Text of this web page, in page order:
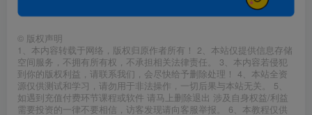
© 版权声明
1、本内容转载于网络，版权归原作者所有！ 2、本站仅提供信息存储
空间服务，不拥有所有权，不承担相关法律责任。 3、本内容若侵犯
到你的版权利益，请联系我们，会尽快给予删除处理！ 4、本站全资
源仅供测试和学习，请勿用于非法操作，一切后果与本站无关。 5、
如遇到充值付费环节课程或软件 请马上删除退出 涉及自身权益/利益
需要投资的一律不要相信，访客发现请向客服举报。 6、本教程仅供